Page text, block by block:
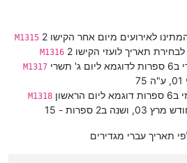
M1315
M1316
M1317
M1318
תאריך עברי מגדירים